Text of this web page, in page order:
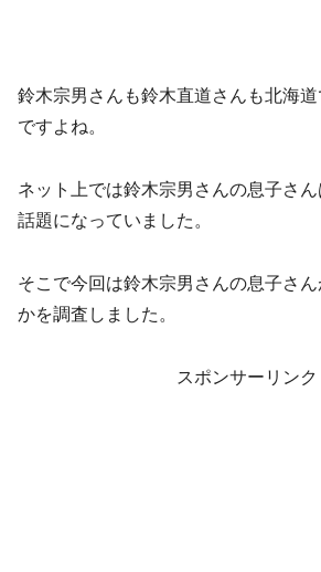
鈴木宗男さんも鈴木直道さんも北海
ですよね。
ネット上では鈴木宗男さんの息子さ
話題になっていました。
そこで今回は鈴木宗男さんの息子さ
かを調査しました。
スポンサーリンク